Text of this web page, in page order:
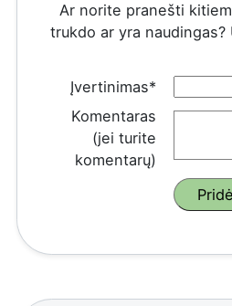
Ar norite pranešti
trukdo ar yra
Įvertinimas*
Komentaras
(jei turite
komentarų)